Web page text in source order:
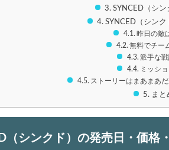
SYNCED（シン
SYNCED（シン
昨日の敵
無料でチー
派手な
ミッシ
ストーリーはまあまあ
まと
（シンクド）の発売日・価格